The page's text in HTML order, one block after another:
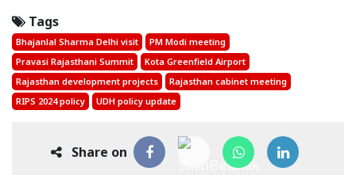
Tags
Bhajanlal Sharma Delhi visit
PM Modi meeting
Pravasi Rajasthani Summit
Kota Greenfield Airport
Rajasthan development projects
Rajasthan cabinet meeting
RIPS 2024 policy
UDH policy update
Share on